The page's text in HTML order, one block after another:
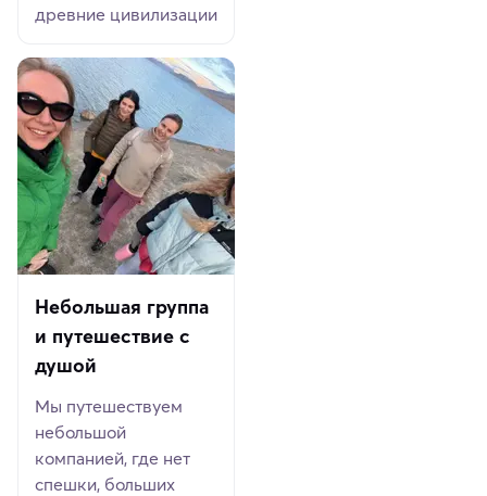
древние цивилизации
Небольшая группа
и путешествие с
душой
Мы путешествуем
небольшой
компанией, где нет
спешки, больших